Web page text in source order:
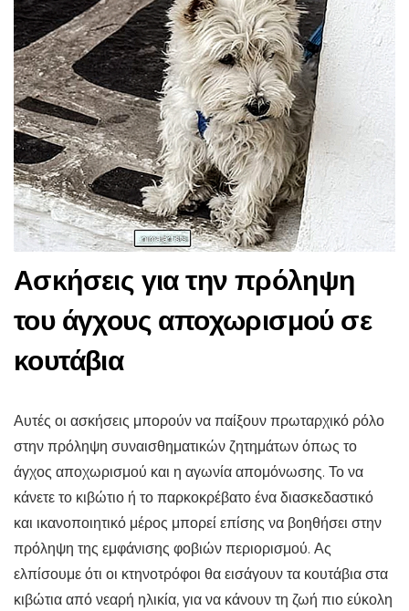
Ασκήσεις για την πρόληψη
του άγχους αποχωρισμού σε
κουτάβια
Αυτές οι ασκήσεις μπορούν να παίξουν πρωταρχικό ρόλο
στην πρόληψη συναισθηματικών ζητημάτων όπως το
άγχος αποχωρισμού και η αγωνία απομόνωσης. Το να
κάνετε το κιβώτιο ή το παρκοκρέβατο ένα διασκεδαστικό
και ικανοποιητικό μέρος μπορεί επίσης να βοηθήσει στην
πρόληψη της εμφάνισης φοβιών περιορισμού. Ας
ελπίσουμε ότι οι κτηνοτρόφοι θα εισάγουν τα κουτάβια στα
κιβώτια από νεαρή ηλικία, για να κάνουν τη ζωή πιο εύκολη